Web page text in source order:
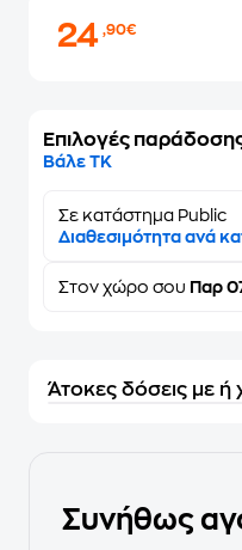
24,90€
Επιλογές
Βάλε ΤΚ
Σε κατάστημα Public
Διαθεσιμότητα ανά
Στον χώρο σου Παρ
Άτοκες δόσεις με ή
Συνήθως